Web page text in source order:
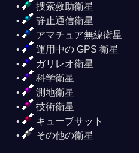
捜索救助衛星
静止通信衛星
アマチュア無線衛星
運用中の GPS 衛星
ガリレオ衛星
科学衛星
測地衛星
技術衛星
キューブサット
その他の衛星